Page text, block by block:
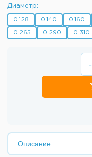
Диаметр:
0.128 0.140 0.160
0.265 0.290 0.310
-